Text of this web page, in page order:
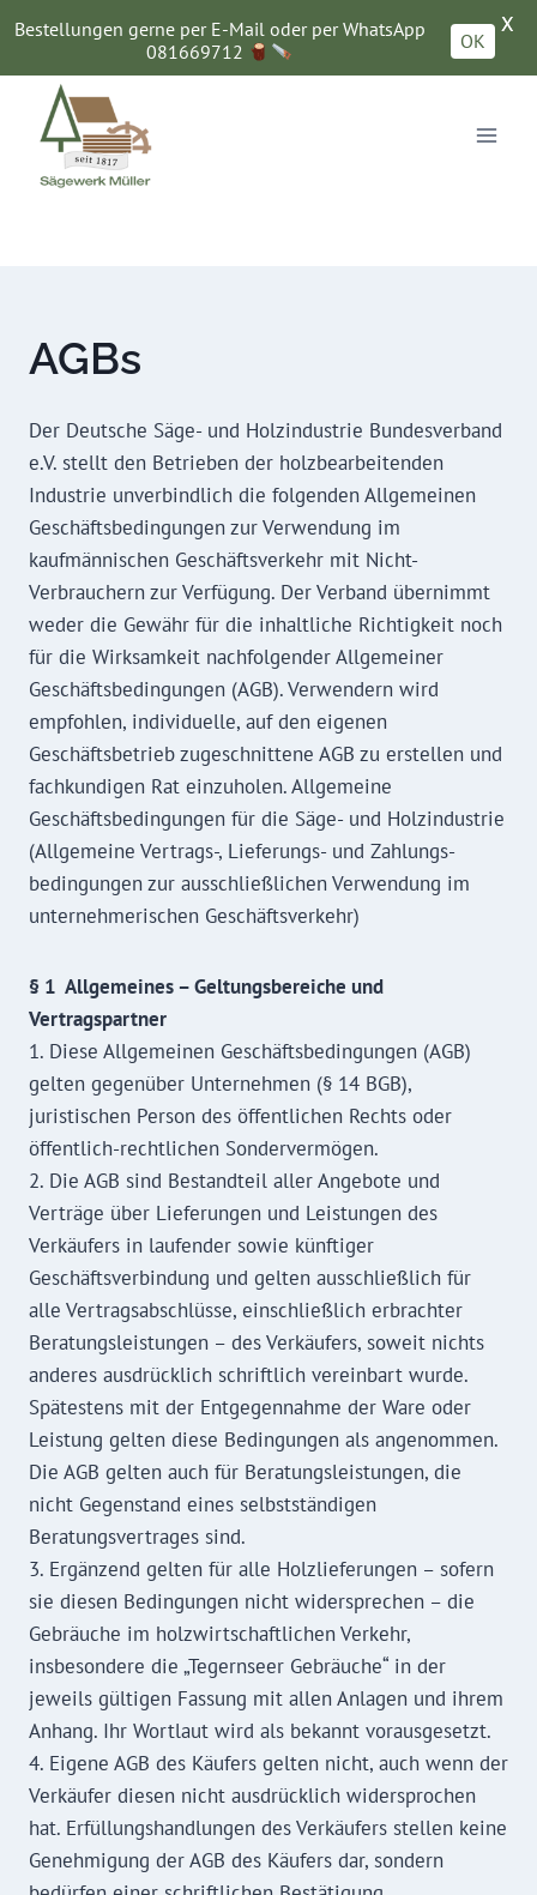
Inhalt
springen
AGBs
Der Deutsche Säge- und Holzindustrie Bundesverband
e.V. stellt den Betrieben der holzbearbeitenden
Industrie unverbindlich die folgenden Allgemeinen
Geschäftsbedingungen zur Verwendung im
kaufmännischen Geschäftsverkehr mit Nicht-
Verbrauchern zur Verfügung. Der Verband übernimmt
weder die Gewähr für die inhaltliche Richtigkeit noch
für die Wirksamkeit nachfolgender Allgemeiner
Geschäftsbedingungen (AGB). Verwendern wird
empfohlen, individuelle, auf den eigenen
Geschäftsbetrieb zugeschnittene AGB zu erstellen und
fachkundigen Rat einzuholen. Allgemeine
Geschäftsbedingungen für die Säge- und Holzindustrie
(Allgemeine Vertrags-, Lieferungs- und Zahlungs-
bedingungen zur ausschließlichen Verwendung im
unternehmerischen Geschäftsverkehr)
§ 1 Allgemeines – Geltungsbereiche und
Vertragspartner
1. Diese Allgemeinen Geschäftsbedingungen (AGB)
gelten gegenüber Unternehmen (§ 14 BGB),
juristischen Person des öffentlichen Rechts oder
öffentlich-rechtlichen Sondervermögen.
2. Die AGB sind Bestandteil aller Angebote und
Verträge über Lieferungen und Leistungen des
Verkäufers in laufender sowie künftiger
Geschäftsverbindung und gelten ausschließlich für
alle Vertragsabschlüsse, einschließlich erbrachter
Beratungsleistungen – des Verkäufers, soweit nichts
anderes ausdrücklich schriftlich vereinbart wurde.
Spätestens mit der Entgegennahme der Ware oder
Leistung gelten diese Bedingungen als angenommen.
Die AGB gelten auch für Beratungsleistungen, die
nicht Gegenstand eines selbstständigen
Beratungsvertrages sind.
3. Ergänzend gelten für alle Holzlieferungen – sofern
sie diesen Bedingungen nicht widersprechen – die
Gebräuche im holzwirtschaftlichen Verkehr,
insbesondere die „Tegernseer Gebräuche“ in der
jeweils gültigen Fassung mit allen Anlagen und ihrem
Anhang. Ihr Wortlaut wird als bekannt vorausgesetzt.
4. Eigene AGB des Käufers gelten nicht, auch wenn der
Verkäufer diesen nicht ausdrücklich widersprochen
hat. Erfüllungshandlungen des Verkäufers stellen keine
Genehmigung der AGB des Käufers dar, sondern
Bestellungen gerne per E-Mail oder per WhatsApp
081669712
OK
X